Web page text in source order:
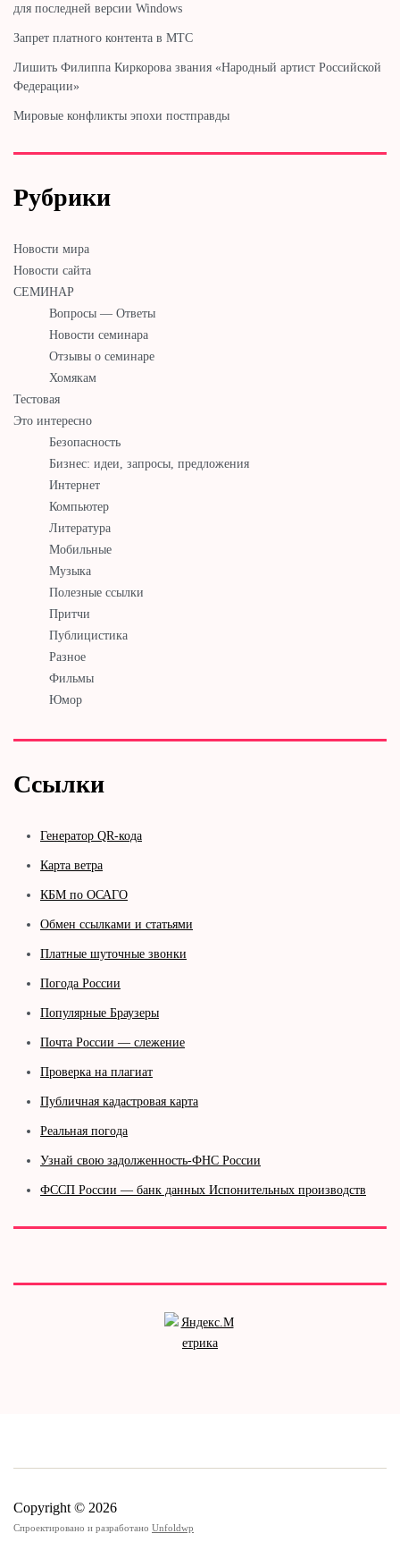
для последней версии Windows
Запрет платного контента в МТС
Лишить Филиппа Киркорова звания «Народный артист Российской
Федерации»
Мировые конфликты эпохи постправды
Рубрики
Новости мира
Новости сайта
СЕМИНАР
Вопросы — Ответы
Новости семинара
Отзывы о семинаре
Хомякам
Тестовая
Это интересно
Безопасность
Бизнес: идеи, запросы, предложения
Интернет
Компьютер
Литература
Мобильные
Музыка
Полезные ссылки
Притчи
Публицистика
Разное
Фильмы
Юмор
Ссылки
Генератор QR-кода
Карта ветра
КБМ по ОСАГО
Обмен ссылками и статьями
Платные шуточные звонки
Погода России
Популярные Браузеры
Почта России — слежение
Проверка на плагиат
Публичная кадастровая карта
Реальная погода
Узнай свою задолженность-ФНС России
ФССП России — банк данных Испонительных производств
Copyright © 2026
Спроектировано и разработано Unfoldwp